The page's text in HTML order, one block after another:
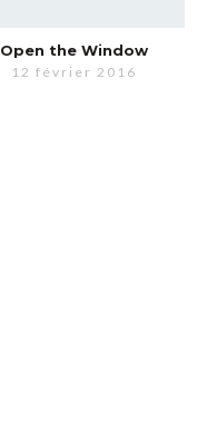
Open the Window
12 février 2016